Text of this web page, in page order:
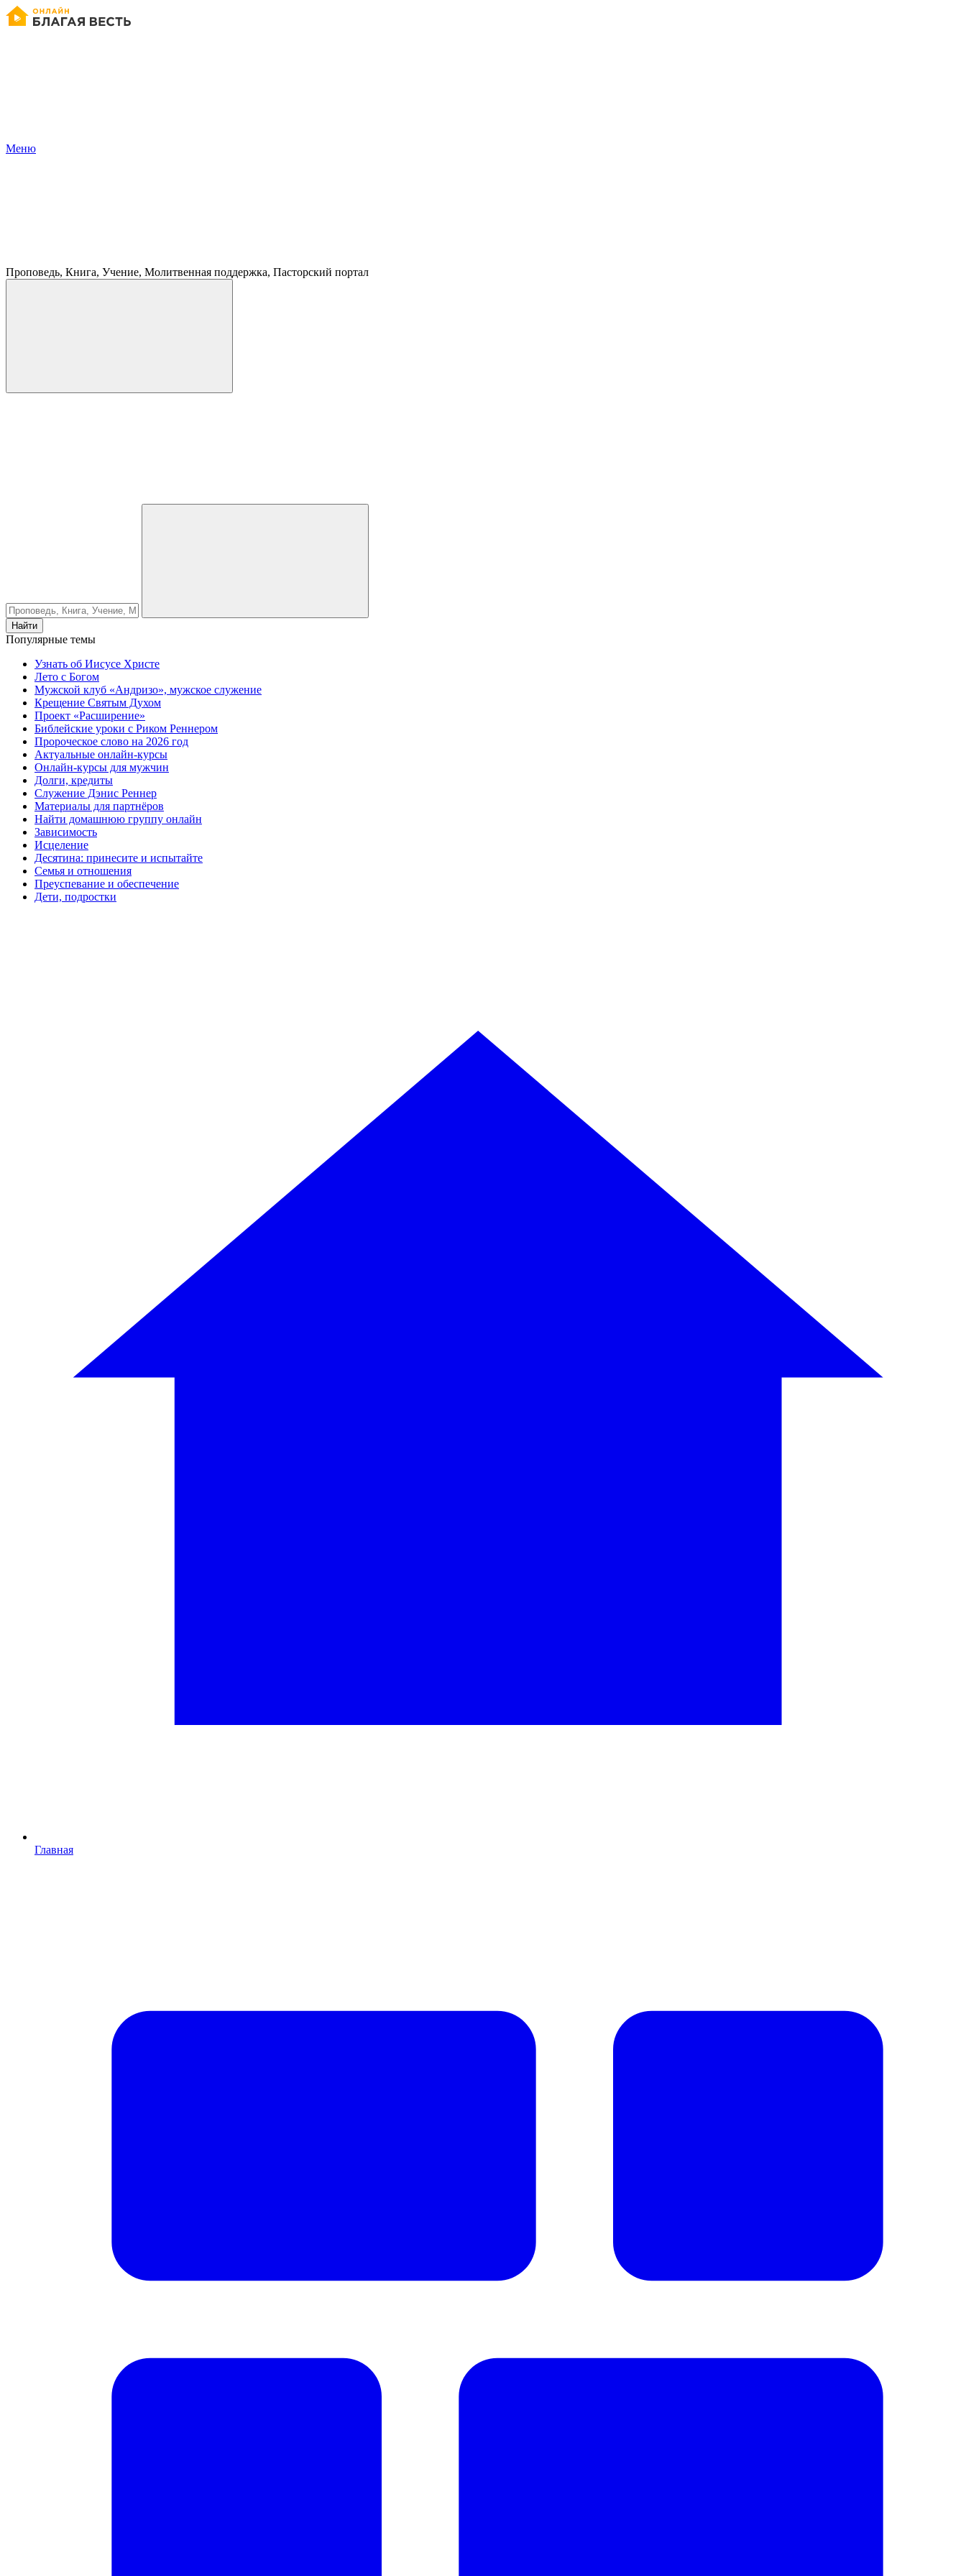
Меню
Проповедь, Книга, Учение, Молитвенная поддержка, Пасторский портал
Найти
Популярные темы
Узнать об Иисусе Христе
Лето с Богом
Мужской клуб «Андризо», мужское служение
Крещение Святым Духом
Проект «Расширение»
Библейские уроки с Риком Реннером
Пророческое слово на 2026 год
Актуальные онлайн-курсы
Онлайн-курсы для мужчин
Долги, кредиты
Служение Дэнис Реннер
Материалы для партнёров
Найти домашнюю группу онлайн
Зависимость
Исцеление
Десятина: принесите и испытайте
Семья и отношения
Преуспевание и обеспечение
Дети, подростки
Главная